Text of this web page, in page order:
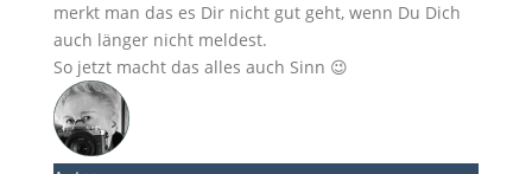
merkt man das es Dir nicht gut geht, wenn Du Dich
auch länger nicht meldest.
So jetzt macht das alles auch Sinn 😉